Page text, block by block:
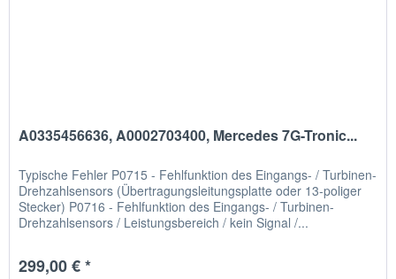
A0335456636, A0002703400, Mercedes 7G-Tronic...
Typische Fehler P0715 - Fehlfunktion des Eingangs- / Turbinen-
Drehzahlsensors (Übertragungsleitungsplatte oder 13-poliger
Stecker) P0716 - Fehlfunktion des Eingangs- / Turbinen-
Drehzahlsensors / Leistungsbereich / kein Signal /...
299,00 € *